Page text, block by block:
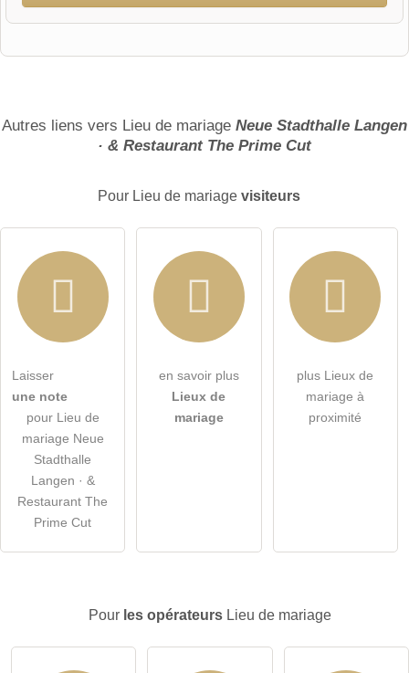
Les adresses e-mail ne seront pas publiées)
J'ai lu la déclaration de protection des données
poser une question publique
Remarque :Attention, les questions publiques sont
par tous les visiteurs
Lieu de mariage.
Autres liens vers Lieu de mariage Neue Stadthalle Langen
· & Restaurant The Prime Cut
Pour Lieu de mariage visiteurs
Laisser
une note
pour Lieu de
mariage Neue
Stadthalle
Langen · &
Restaurant The
Prime Cut
en savoir plus
Lieux de
mariage
plus Lieux de
mariage à
proximité
Pour les opérateurs Lieu de mariage